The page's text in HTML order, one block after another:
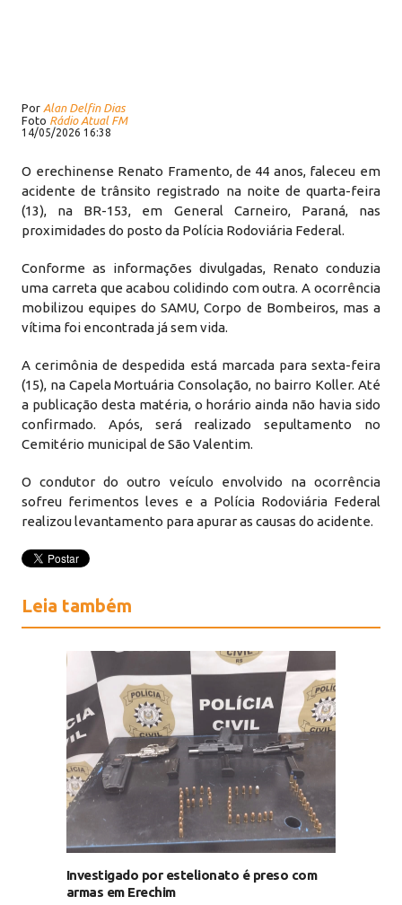
Por Alan Delfin Dias
Foto Rádio Atual FM
14/05/2026 16:38
O erechinense Renato Framento, de 44 anos, faleceu em
acidente de trânsito registrado na noite de quarta-feira
(13), na BR-153, em General Carneiro, Paraná, nas
proximidades do posto da Polícia Rodoviária Federal.
Conforme as informações divulgadas, Renato conduzia
uma carreta que acabou colidindo com outra. A ocorrência
mobilizou equipes do SAMU, Corpo de Bombeiros, mas a
vítima foi encontrada já sem vida.
A cerimônia de despedida está marcada para sexta-feira
(15), na Capela Mortuária Consolação, no bairro Koller. Até
a publicação desta matéria, o horário ainda não havia sido
confirmado. Após, será realizado sepultamento no
Cemitério municipal de São Valentim.
O condutor do outro veículo envolvido na ocorrência
sofreu ferimentos leves e a Polícia Rodoviária Federal
realizou levantamento para apurar as causas do acidente.
Leia também
Investigado por estelionato é preso com
armas em Erechim